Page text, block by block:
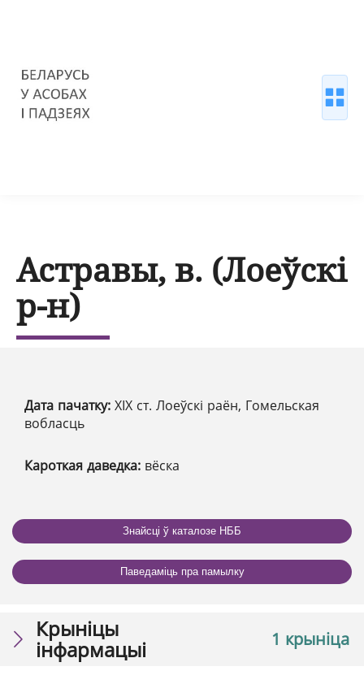
Астравы, в. (Лоеўскі
р-н)
Дата пачатку: XІX ст. Лоеўскі раён, Гомельская
вобласць
Кароткая даведка: вёска
Знайсці ў каталозе НББ
Паведаміць пра памылку
1 крыніца
Крыніцы
інфармацыі